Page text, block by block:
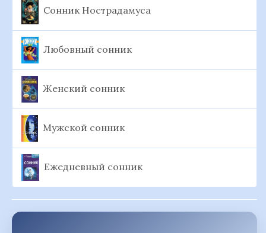
Сонник Нострадамуса
Любовный сонник
Женский сонник
Мужской сонник
Ежедневный сонник